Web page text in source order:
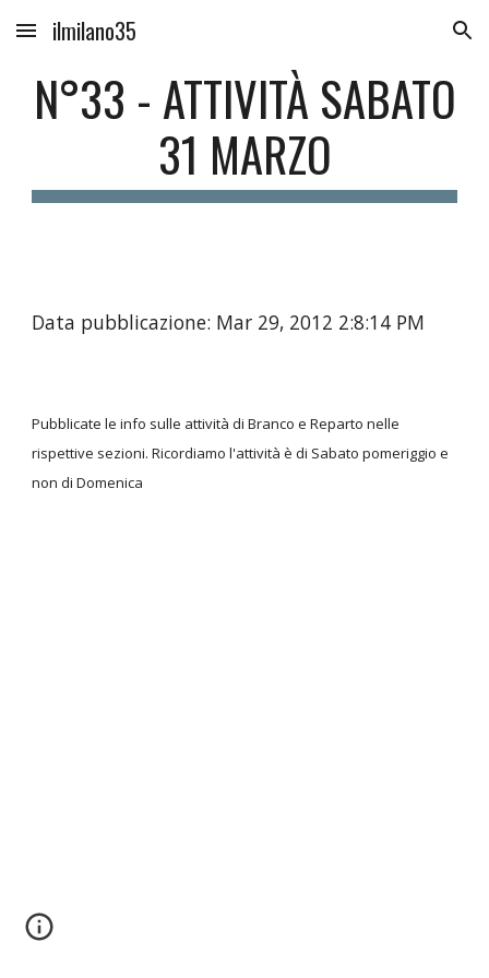
Skip to main content Skip to navigation
ilmilano35
N°33 - ATTIVITÀ SABATO
31 MARZO
Data pubblicazione: Mar 29, 2012 2:8:14 PM
Pubblicate le info sulle attività di Branco e Reparto nelle
rispettive sezioni. Ricordiamo l'attività è di Sabato pomeriggio e
non di Domenica